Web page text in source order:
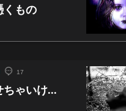
くもの
17
ちゃいけ...